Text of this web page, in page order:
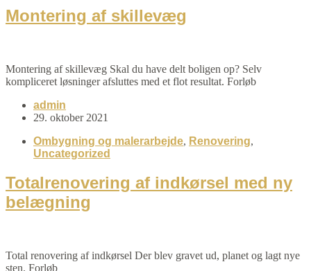
Montering af skillevæg
Montering af skillevæg Skal du have delt boligen op? Selv
kompliceret løsninger afsluttes med et flot resultat. Forløb
admin
29. oktober 2021
Ombygning og malerarbejde, Renovering,
Uncategorized
Totalrenovering af indkørsel med ny
belægning
Total renovering af indkørsel Der blev gravet ud, planet og lagt nye
sten. Forløb